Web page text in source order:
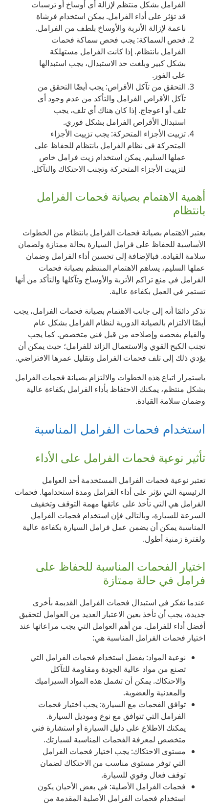
الفرامل بشكل منتظم لإزالة أي أوساخ أو ترسبات
قد تؤثر على أداء الفرامل. يمكن استخدام فرشاة
ناعمة لإزالة الأتربة والأوساخ بلطف من الفرامل.
فحص السماكة: يجب فحص سماكة فحمات
الفرامل بانتظام. إذا كانت الفرامل مستهلكة
بشكل كبير وبلغت حد الاستبدال، يجب استبدالها
على الفور.
التحقق من تآكل الأقراص: يجب أيضًا التحقق من
تآكل الأقراص الفرامل والتأكد من عدم وجود أي
تلف أو اعوجاج. إذا كان هناك أي تلف، يجب
استبدال الأقراص الفرامل بشكل فوري.
تزييت الأجزاء المتحركة: يجب تزييت الأجزاء
المتحركة في نظام الفرامل بانتظام للحفاظ على
عملها السليم. يمكن استخدام زيت فرامل خاص
لتزييت الأجزاء المتحركة وتجنب الاحتكاك والتآكل.
أهمية الاهتمام بصيانة فحمات الفرامل
بانتظام
يعتبر الاهتمام بصيانة فحمات الفرامل بانتظام من الخطوات
الأساسية للحفاظ على فرامل السيارة بحالة ممتازة ولضمان
سلامة القيادة. فبالإضافة إلى تحسين أداء الفرامل وضمان
عملها السليم، يساهم الاهتمام المنتظم بصيانة فحمات
الفرامل في منع تراكم الأتربة والأوساخ وتآكلها والتأكد من أنها
تستمر في العمل بكفاءة عالية.
تذكر دائمًا أنه إلى جانب الاهتمام بصيانة فحمات الفرامل، يجب
أيضًا الالتزام بالصيانة الدورية لنظام الفرامل بشكل عام
والقيام بفحصه وإصلاحه من قبل فني متخصص. كما يجب
تجنب الكبح القوي والاستعمال الزائد للفرامل؛ حيث يمكن أن
يؤدي ذلك إلى تلف فحمات الفرامل وتقليل عمرها الافتراضي.
باستمرار اتباع هذه الخطوات والالتزام بصيانة فحمات الفرامل
بشكل منتظم، يمكنك الاحتفاظ بأداء الفرامل بكفاءة عالية
وضمان سلامة القيادة.
استخدام فحمات الفرامل المناسبة
تأثير نوعية فحمات الفرامل على الأداء
تعتبر نوعية فحمات الفرامل المستخدمة أحد العوامل
الرئيسية التي تؤثر على أداء الفرامل ومدة استخدامها. فحمات
الفرامل هي التي تأخذ على عاتقها مهمة التوقف وتخفيف
السرعة للسيارة، وبالتالي فإن استخدام فحمات الفرامل
المناسبة يمكن أن يضمن عمل فرامل السيارة بكفاءة عالية
ولفترة زمنية أطول.
اختيار الفحمات المناسبة للحفاظ على
فرامل في حالة ممتازة
عندما تفكر في استبدال فحمات الفرامل القديمة بأخرى
جديدة، يجب أن تأخذ بعين الاعتبار العديد من العوامل لتحقيق
أفضل أداء للفرامل. من أهم العوامل التي يجب مراعاتها عند
اختيار فحمات الفرامل المناسبة هي:
نوعية المواد: يفضل استخدام فحمات الفرامل التي
تصنع من مواد عالية الجودة ومقاومة للتآكل
والاحتكاك. يمكن أن تشمل هذه المواد السيراميك
والمعدنية والعضوية.
توافق الفحمات مع السيارة: يجب اختيار فحمات
الفرامل التي تتوافق مع نوع وموديل السيارة.
يمكنك الاطلاع على دليل السيارة أو استشارة فني
متخصص لمعرفة الفحمات المناسبة لسيارتك.
مستوى الاحتكاك: يجب اختيار فحمات الفرامل
التي توفر مستوى مناسب من الاحتكاك لضمان
توقف فعال وقوي للسيارة.
فحمات الفرامل الأصلية: في بعض الأحيان يكون
استخدام فحمات الفرامل الأصلية المقدمة من